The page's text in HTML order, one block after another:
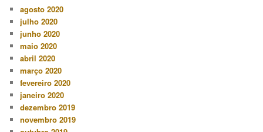
agosto 2020
julho 2020
junho 2020
maio 2020
abril 2020
março 2020
fevereiro 2020
janeiro 2020
dezembro 2019
novembro 2019